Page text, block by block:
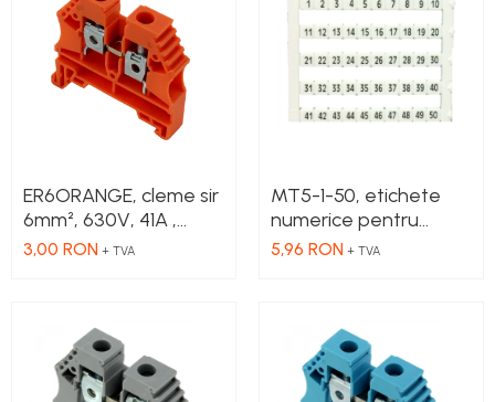
Cleme 2.5mm
Cleme 4mm
Cleme 6mm
Intrerupator general
ER6ORANGE, cleme sir
6mm², 630V, 41A ,
culoare portocalie
3,00 RON + TVA
MT5-1-50, etichete
numerice pentru
cleme, 1-50, 10 buc in
5,96 RON + TVA